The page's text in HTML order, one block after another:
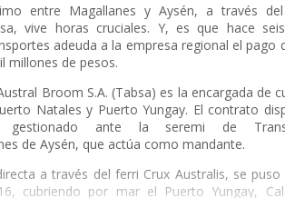
entre Magallanes y Aysén, a través
vive horas cruciales. Y, es que hace
adeuda a la empresa regional el pago
millones de pesos.
Broom S.A. (Tabsa) es la encargada de
Natales y Puerto Yungay. El contrato
gestionado ante la seremi de
de Aysén, que actúa como mandante.
a través del ferri Crux Australis, se
cubriendo por mar el Puerto Yungay,